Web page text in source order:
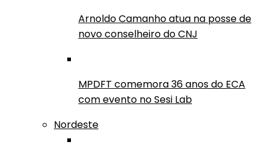
Arnoldo Camanho atua na posse de
novo conselheiro do CNJ
MPDFT comemora 36 anos do ECA
com evento no Sesi Lab
Nordeste